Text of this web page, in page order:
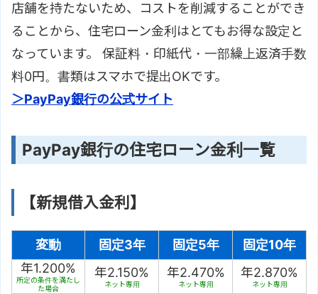
店舗を持たないため、コストを削減することができ
ることから、住宅ローン金利はとてもお得な設定と
なっています。 保証料・印紙代・一部繰上返済手数
料0円。書類はスマホで提出OKです。
＞PayPay銀行の公式サイト
PayPay銀行の住宅ローン金利一覧
【新規借入金利】
変動 固定3年 固定5年
固定10年
年1.200%
所定の条件を満たし
た場合
年2.150%
ネット専用
年2.470%
ネット専用
年2.870%
ネット専用